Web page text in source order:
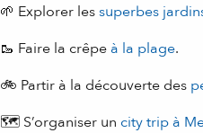
🌱 Explorer lessuperbes
🥾 Faire la crêpe à la plage.
🚲 Partir à la découverte des
🗺 S’organiser un city trip à